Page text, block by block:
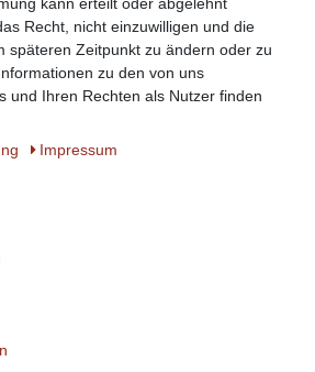
Recht, nicht einzuwilligen und die
späteren Zeitpunkt zu ändern oder zu
zu den von uns
und Ihren Rechten als Nutzer finden
Impressum